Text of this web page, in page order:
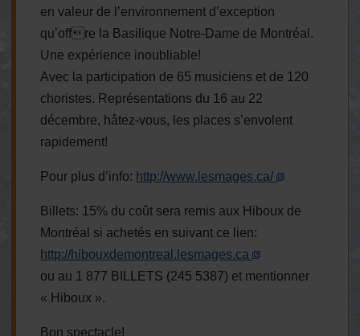
en valeur de l’environnement d’exception
qu’offre la Basilique Notre-Dame de Montréal.
Une expérience inoubliable!
Avec la participation de 65 musiciens et de 120
choristes. Représentations du 16 au 22
décembre, hâtez-vous, les places s’envolent
rapidement!
Pour plus d’info: http://www.lesmages.ca/
Billets: 15% du coût sera remis aux Hiboux de
Montréal si achetés en suivant ce lien:
http://hibouxdemontreal.lesmages.ca
ou au 1 877 BILLETS (245 5387) et mentionner
« Hiboux ».
Bon spectacle!